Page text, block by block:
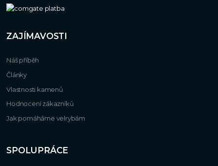
ZAJÍMAVOSTI
Náš příběh
Články
Vlastnosti kamenů
Hodnocení zákazníků
Jak pomáháme velrybám
SPOLUPRÁCE